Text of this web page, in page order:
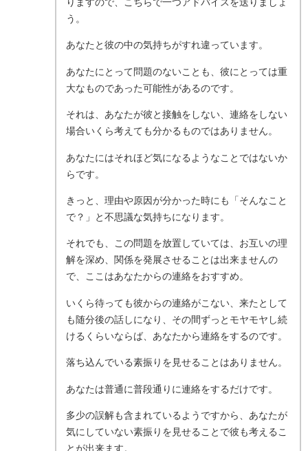
りますので、こちらで一つアドバイスを送りましょ
う。
あなたと彼の中の気持ちがすれ違っています。
あなたにとって問題のないことも、彼にとっては重
大なものであった可能性があるのです。
それは、あなたが彼と接触をしない、連絡をしない
場合いくら考えても分かるものではありません。
あなたにはそれほど気になるようなことではないか
らです。
きっと、理由や原因が分かった時にも「そんなこと
で？」と不思議な気持ちになります。
それでも、この問題を放置していては、お互いの理
解を深め、関係を発展させることは出来ませんの
で、ここはあなたからの連絡をおすすめ。
いくら待っても彼からの連絡がこない、来たとして
も随分後の話しになり、その間ずっとモヤモヤし続
けるくらいならば、あなたから連絡をするのです。
落ち込んでいる素振りを見せることはありません。
あなたは普通に普段通りに連絡をするだけです。
多少の誤解も含まれているようですから、あなたが
気にしていない素振りを見せることで彼も考えるこ
とが出来ます。